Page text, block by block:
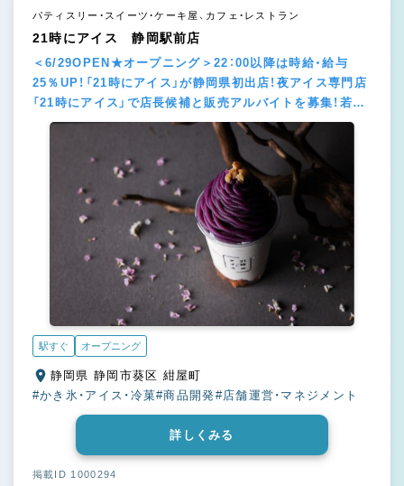
パティスリー・スイーツ・ケーキ屋、カフェ・レストラン
21時にアイス 静岡駅前店
＜6/29OPEN★オープニング＞22：00以降は時給・給与
25％UP！「21時にアイス」が静岡県初出店！夜アイス専門店
「21時にアイス」で店長候補と販売アルバイトを募集！若手
活躍中の注目企業です♪
駅すぐ オープニング
静岡県 静岡市葵区 紺屋町
#かき氷・アイス・冷菓#商品開発#店舗運営・マネジメント
詳しくみる
掲載ID 1000294